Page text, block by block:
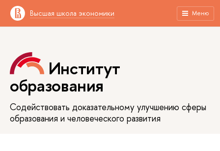
Высшая школа экономики Меню
Институт
образования
Содействовать доказательному улучшению сферы
образования и человеческого развития